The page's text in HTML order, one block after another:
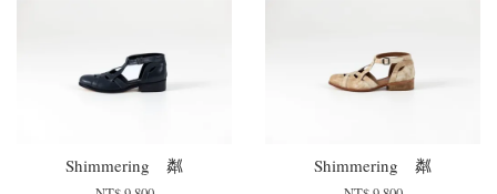
Shimmering 粼 Shimmering 粼